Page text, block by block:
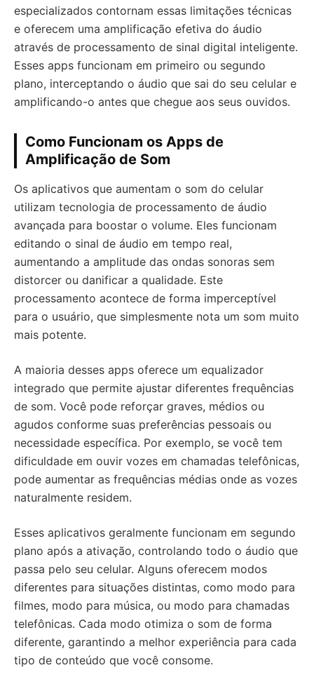
especializados contornam essas limitações técnicas
e oferecem uma amplificação efetiva do áudio
através de processamento de sinal digital inteligente.
Esses apps funcionam em primeiro ou segundo
plano, interceptando o áudio que sai do seu celular e
amplificando-o antes que chegue aos seus ouvidos.
Como Funcionam os Apps de
Amplificação de Som
Os aplicativos que aumentam o som do celular
utilizam tecnologia de processamento de áudio
avançada para boostar o volume. Eles funcionam
editando o sinal de áudio em tempo real,
aumentando a amplitude das ondas sonoras sem
distorcer ou danificar a qualidade. Este
processamento acontece de forma imperceptível
para o usuário, que simplesmente nota um som muito
mais potente.
A maioria desses apps oferece um equalizador
integrado que permite ajustar diferentes frequências
de som. Você pode reforçar graves, médios ou
agudos conforme suas preferências pessoais ou
necessidade específica. Por exemplo, se você tem
dificuldade em ouvir vozes em chamadas telefônicas,
pode aumentar as frequências médias onde as vozes
naturalmente residem.
Esses aplicativos geralmente funcionam em segundo
plano após a ativação, controlando todo o áudio que
passa pelo seu celular. Alguns oferecem modos
diferentes para situações distintas, como modo para
filmes, modo para música, ou modo para chamadas
telefônicas. Cada modo otimiza o som de forma
diferente, garantindo a melhor experiência para cada
tipo de conteúdo que você consome.